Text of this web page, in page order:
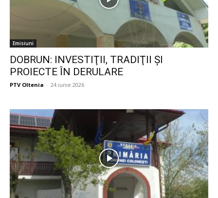
Emisiuni
DOBRUN: INVESTIŢII, TRADIŢII ŞI
PROIECTE ÎN DERULARE
PTV Oltenia - 24 iunie 2026